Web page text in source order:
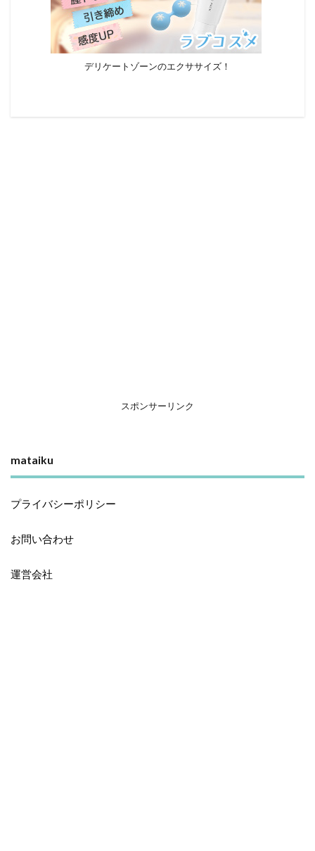
デリケートゾーンのエクササイズ！
スポンサーリンク
mataiku
プライバシーポリシー
お問い合わせ
運営会社